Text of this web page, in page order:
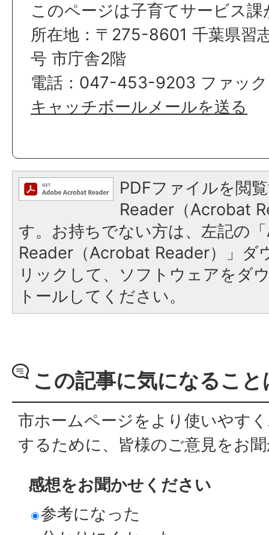
このページは子育てサービス
所在地：〒275-8601 千葉県習
号 市庁舎2階
電話：047-453-9203 ファッ
キャッチボールメールを送る
PDFファイルを閲
Reader（Acrobat
す。お持ちでない方は、左記の
Reader（Acrobat Reader）」ダ
リックして、ソフトウェアをダ
トールしてください。
この記事に気になるこ
市ホームページをより使いやす
するために、皆様のご意見をお
感想をお聞かせください
参考になった